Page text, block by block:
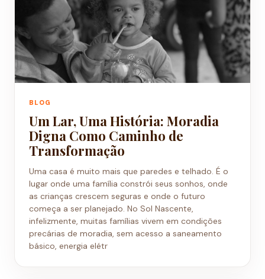
BLOG
Um Lar, Uma História: Moradia
Digna Como Caminho de
Transformação
Uma casa é muito mais que paredes e telhado. É o
lugar onde uma família constrói seus sonhos, onde
as crianças crescem seguras e onde o futuro
começa a ser planejado. No Sol Nascente,
infelizmente, muitas famílias vivem em condições
precárias de moradia, sem acesso a saneamento
básico, energia elétr